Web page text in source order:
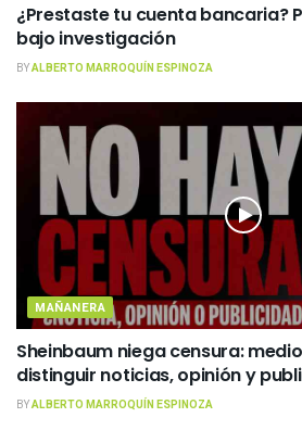
¿Prestaste tu cuenta bancaria?
bajo investigación
BYALBERTO MARROQUÍN ESPINOZA
MAÑANERA
Sheinbaum niega censura:
distinguir noticias, opinión y
BYALBERTO MARROQUÍN ESPINOZA